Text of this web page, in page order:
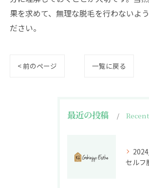
果を求めて、無理な脱毛を行わないよ
ださい。
< 前のページ 一覧に戻る
最近の投稿